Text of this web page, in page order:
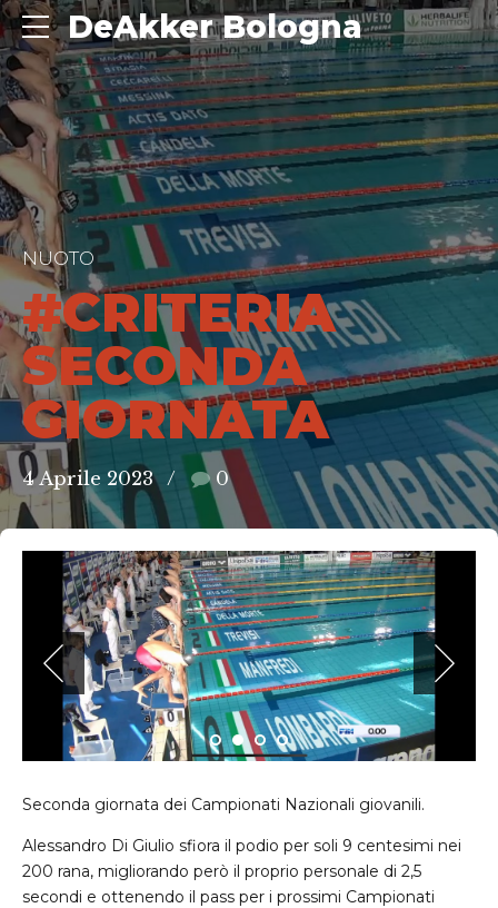
DeAkker Bologna
NUOTO
#CRITERIA
SECONDA
GIORNATA
4 Aprile 2023 0
Seconda giornata dei Campionati Nazionali giovanili.
Alessandro Di Giulio sfiora il podio per soli 9 centesimi nei
200 rana, migliorando però il proprio personale di 2,5
secondi e ottenendo il pass per i prossimi Campionati